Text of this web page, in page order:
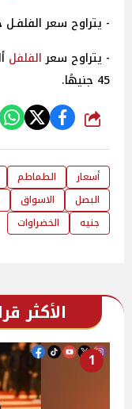
- يتراوح سعر الفلفـل حامـي
- يتراوح سعرالفلفل
45 جنيهًا.
شارك
أسعار الطماطم
البصل
الاسواق
جنيه
الخضراوات
الأكثر
1